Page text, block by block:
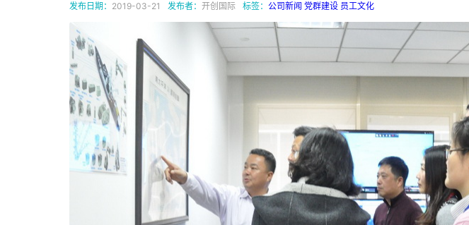
发布日期： 2019-03-21 发布者： 开创国际 标签： 公司新闻 党群建设 员工文化